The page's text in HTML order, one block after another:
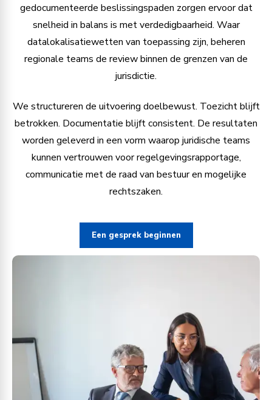
gedocumenteerde beslissingspaden zorgen ervoor dat
snelheid in balans is met verdedigbaarheid. Waar
datalokalisatiewetten van toepassing zijn, beheren
regionale teams de review binnen de grenzen van de
jurisdictie.
We structureren de uitvoering doelbewust. Toezicht blijft
betrokken. Documentatie blijft consistent. De resultaten
worden geleverd in een vorm waarop juridische teams
kunnen vertrouwen voor regelgevingsrapportage,
communicatie met de raad van bestuur en mogelijke
rechtszaken.
Een gesprek beginnen